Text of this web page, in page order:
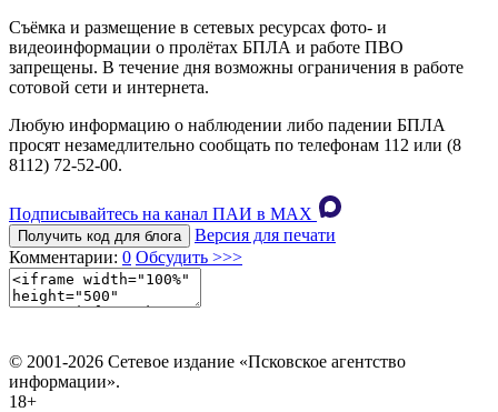
Съёмка и размещение в сетевых ресурсах фото- и
видеоинформации о пролётах БПЛА и работе ПВО
запрещены. В течение дня возможны ограничения в работе
сотовой сети и интернета.
Любую информацию о наблюдении либо падении БПЛА
просят незамедлительно сообщать по телефонам 112 или (8
8112) 72-52-00.
Подписывайтесь на канал ПАИ в MAХ
Получить код для блога
Версия для печати
Комментарии: 0 Обсудить >>>
© 2001-2026 Сетевое издание «Псковское агентство
информации».
18+